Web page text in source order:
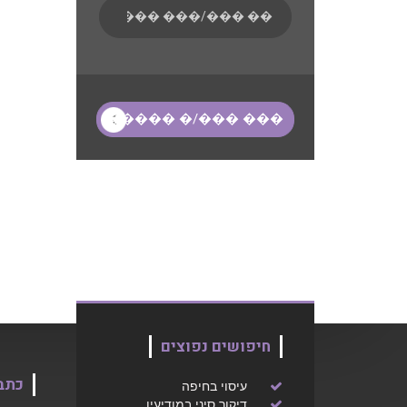
חיפושים נפוצים
עיסוי בחיפה
דיקור סיני במודיעין